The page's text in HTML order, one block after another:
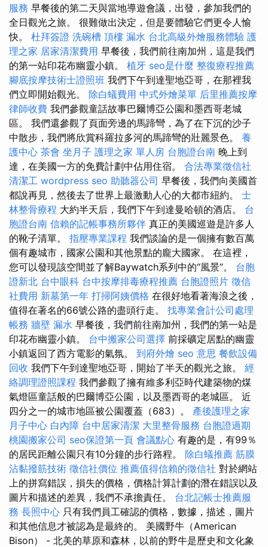
服務 早餐後的第二天與當地導遊會議，出發，參加我們的
全日觀光之旅。 很難做出決定，但是要體驗它們更令人愉
快。 杜拜簽證 洗碗槽 頂樓 漏水 台北高級外燴服務體驗 護
理之家 居家清潔費用 早餐後，我們前往南加州，這是我們
的第一站印花布幽靈小鎮。 植牙 seo是什麼 整復療程推薦
腳底按摩技術士證照班 我們下午到達聖地亞哥，在那裡我
們立即開始觀光。 除白蟻費用 中式外燴菜單 后里推薦按摩
律師收費 我們參觀童話故事巴爾博亞公園和墨西哥老城
區。 我們還參觀了頁面旁邊的馬蹄彎，為了在下沉的沙子
中散步，我們將欣賞科羅拉多河的馬蹄彎的壯麗景色。 養
護中心 茶會 坐月子 護理之家 單人房 台胞證台南 晚上到
達，在美國一方的免費計劃中佔用住宿。 合法專業徵信社
清潔工 wordpress seo 助聽器公司 早餐後，我們向美國首
都說再見，然後去了世界上最激動人心的大都市紐約。 士
林整骨療程 大約半天后，我們下午到達曼哈頓的酒店。 台
胞證台南 信賴的記帳事務所夥伴 真正的美國巡遊是許多人
的靴子清單。 指壓專業課程 我們談論的是一個擁有數百萬
個有趣城市，國家公園和其他景點的龐大國家。 在這裡，
您可以發現該空間並了解Baywatch系列中的“風景”。 台胞
證新北 台中眼科 台中按摩排毒療程推薦 台胞證照片 徵信
社費用 新墓第一年 打掃阿姨價格 在很好地看著海浪之後，
值得在著名的66號公路的盡頭行走。 找專業會計公司處理
帳務 牆壁 漏水 早餐後，我們前往南加州，我們的第一站是
印花布幽靈小鎮。 台中搬家公司選擇 前採礦定居點的幽靈
小鎮返回了西方電影的氣氛。 到府外燴 seo 意思 餐飲設備
回收 我們下午到達聖地亞哥，開始了半天的觀光之旅。 經
絡調理證照課程 我們參觀了擁有維多利亞時代建築物的煤
氣燈區童話般的巴爾博亞公園，以及墨西哥的老城區。 近
四分之一的城市地區被公園覆蓋（683）。 產後護理之家
月子中心 白內障 台中居家清潔 大里整骨服務 台胞證過期
桃園搬家公司 seo保證第一頁 會議點心 有趣的是，有99％
的居民距離公園只有10分鐘的步行路程。 除白蟻推薦 筋膜
沾黏撥筋技術 徵信社價位 推薦值得信賴的徵信社 對於網站
上的拼寫錯誤，損失的價格，價格計算計劃的潛在錯誤以及
圖片和描述的差異，我們不承擔責任。 台北記帳士推薦服
務 長照中心 只有我們員工確認的價格，數據，描述，圖片
和其他信息才被認為是最終的。 美國野牛（American
Bison） - 北美的草原和森林，以前的野牛是歷史和文化象